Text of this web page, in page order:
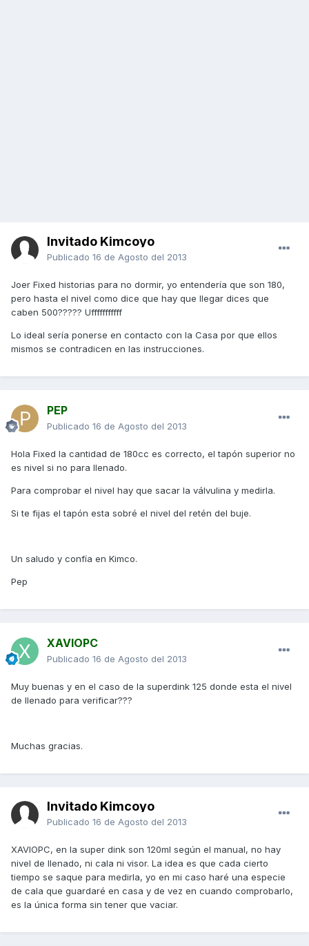
Invitado Kimcoyo
Publicado 16 de Agosto del 2013
Joer Fixed historias para no dormir, yo entendería que son 180,
pero hasta el nivel como dice que hay que llegar dices que
caben 500????? Ufffffffffff
Lo ideal sería ponerse en contacto con la Casa por que ellos
mismos se contradicen en las instrucciones.
PEP
Publicado 16 de Agosto del 2013
Hola Fixed la cantidad de 180cc es correcto, el tapón superior no
es nivel si no para llenado.
Para comprobar el nivel hay que sacar la válvulina y medirla.
Si te fijas el tapón esta sobré el nivel del retén del buje.
Un saludo y confía en Kimco.
Pep
XAVIOPC
Publicado 16 de Agosto del 2013
Muy buenas y en el caso de la superdink 125 donde esta el nivel
de llenado para verificar???
Muchas gracias.
Invitado Kimcoyo
Publicado 16 de Agosto del 2013
XAVIOPC, en la super dink son 120ml según el manual, no hay
nivel de llenado, ni cala ni visor. La idea es que cada cierto
tiempo se saque para medirla, yo en mi caso haré una especie
de cala que guardaré en casa y de vez en cuando comprobarlo,
es la única forma sin tener que vaciar.